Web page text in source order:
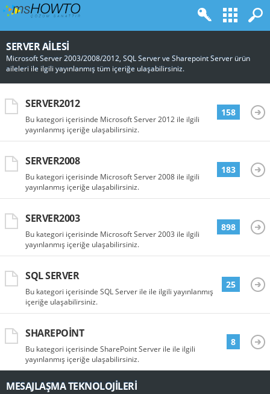
SERVER AILESI
Microsoft Server 2003/2008/2012, SQL Server ve Sharepoint Server ürün
aileleri ile ilgili yayınlanmış tüm içeriğe ulaşabilirsiniz.
SERVER2012
Bu kategori içerisinde Microsoft Server 2012 ile ilgili
yayınlanmış içeriğe ulaşabilirsiniz.
158
SERVER2008
Bu kategori içerisinde Microsoft Server 2008 ile ilgili
yayınlanmış içeriğe ulaşabilirsiniz.
183
SERVER2003
Bu kategori içerisinde Microsoft Server 2003 ile ilgili
yayınlanmış içeriğe ulaşabilirsiniz.
898
SQL SERVER
Bu kategori içerisinde SQL Server ile ile ilgili yayınlanmış
içeriğe ulaşabilirsiniz.
25
SHAREPOINT
Bu kategori içerisinde SharePoint Server ile ile ilgili
yayınlanmış içeriğe ulaşabilirsiniz.
8
MESAJLAŞMA TEKNOLOJILERI